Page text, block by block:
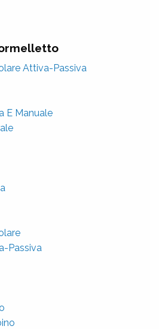
Attiva-Passiva
E Manuale
Passiva